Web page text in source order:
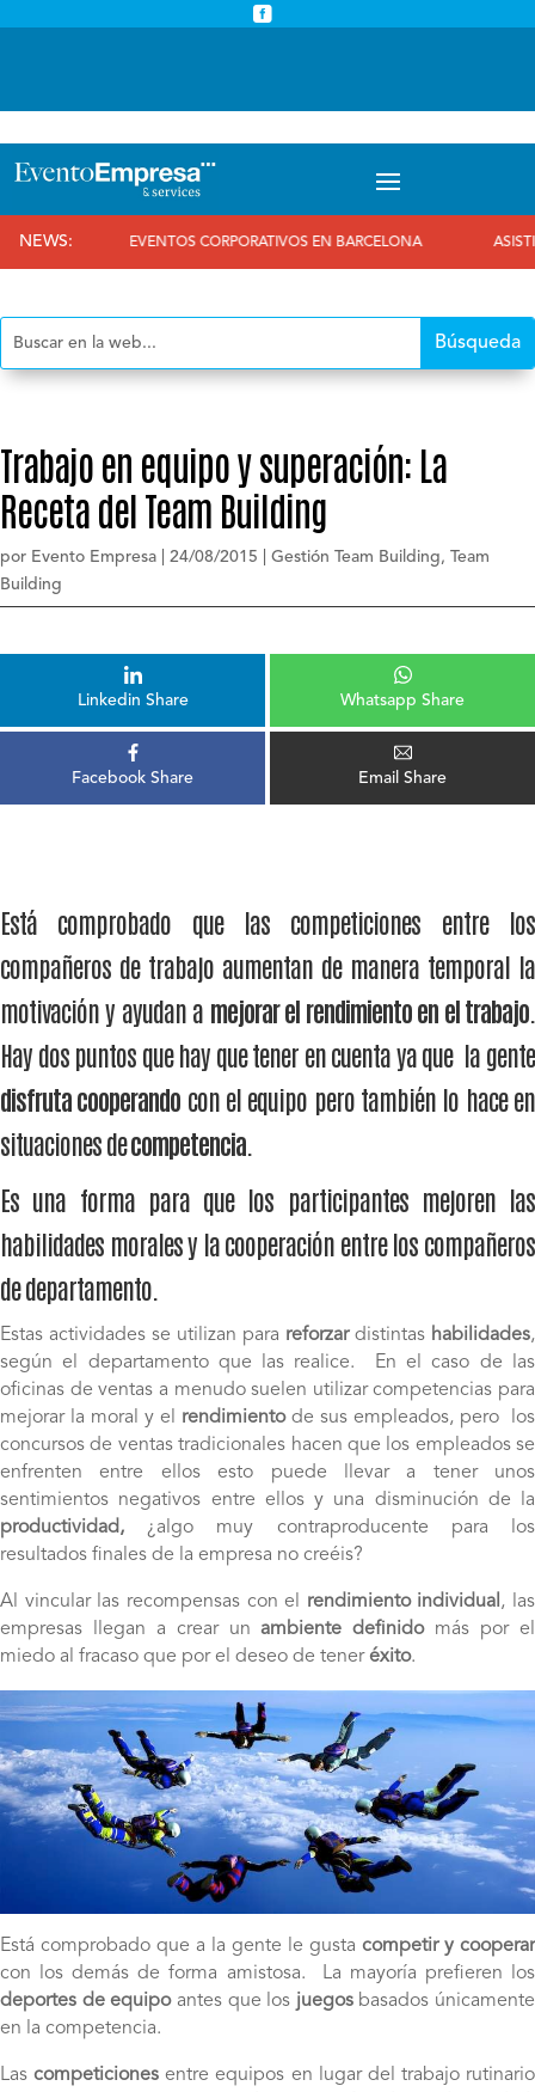

NEWS:EVENTOS CORPORATIVOS EN BARCELONA ASISTIMOS
Trabajo en equipo y superación: La
Receta del Team Building
por Evento Empresa 24/08/2015 Gestión Team Building, Team
Building
Linkedin Share Whatsapp Share
Facebook Share Email Share
Está comprobado que las competiciones entre los
compañeros de trabajo aumentan de manera temporal la
motivación y ayudan a mejorar el rendimiento en el trabajo
Hay dos puntos que hay que tener en cuenta ya que la gente
disfruta cooperando con el equipo pero también lo hace en
situaciones decompetencia
Es una forma para que los participantes mejoren las
habilidades morales y la cooperación entre los compañeros
de departamento.
Estas actividades se utilizan para reforzardistintas habilidades,
según el departamento que las realice. En el caso de las
oficinas de ventas a menudo suelen utilizar competencias para
mejorar la moral y el rendimientode sus empleados, pero los
concursos de ventas tradicionales hacen que los empleados se
enfrenten entre ellos esto puede llevar a tener unos
sentimientos negativos entre ellos y una disminución de la
productividad, ¿algo muy contraproducente para los
resultados finales de la empresa no creéis?
Al vincular las recompensas con el rendimiento individual, las
empresas llegan a crear un ambiente definidomás por el
miedo al fracaso que por el deseo de teneréxito.
Está comprobado que a la gente le gusta competir y cooperar
con los demás de forma amistosa. La mayoría prefieren los
deportes de equipoantes que los juegosbasados únicamente
en la competencia.
Lascompeticiones entre equipos en lugar del trabajo rutinario